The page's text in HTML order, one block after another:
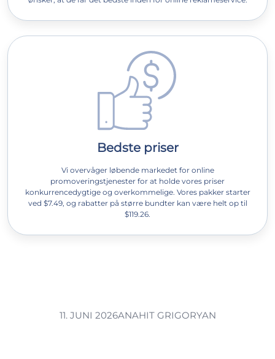
Bedste priser
Vi overvåger løbende markedet for online
promoveringstjenester for at holde vores priser
konkurrencedygtige og overkommelige. Vores pakker starter
ved $7.49, og rabatter på større bundter kan være helt op til
$119.26.
11. JUNI 2026ANAHIT GRIGORYAN